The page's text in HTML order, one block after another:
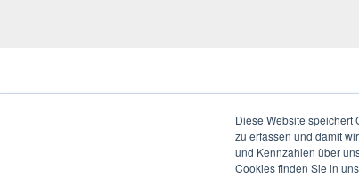
Diese Website speichert
zu erfassen und damit
und Kennzahlen über
Cookies finden Sie in